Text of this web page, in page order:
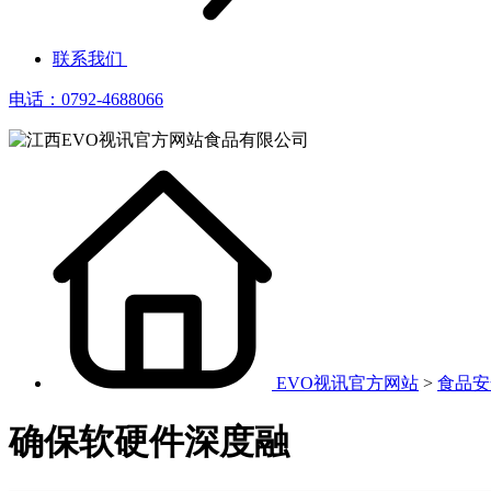
联系我们
电话：0792-4688066
EVO视讯官方网站 > 食品
确保软硬件深度融